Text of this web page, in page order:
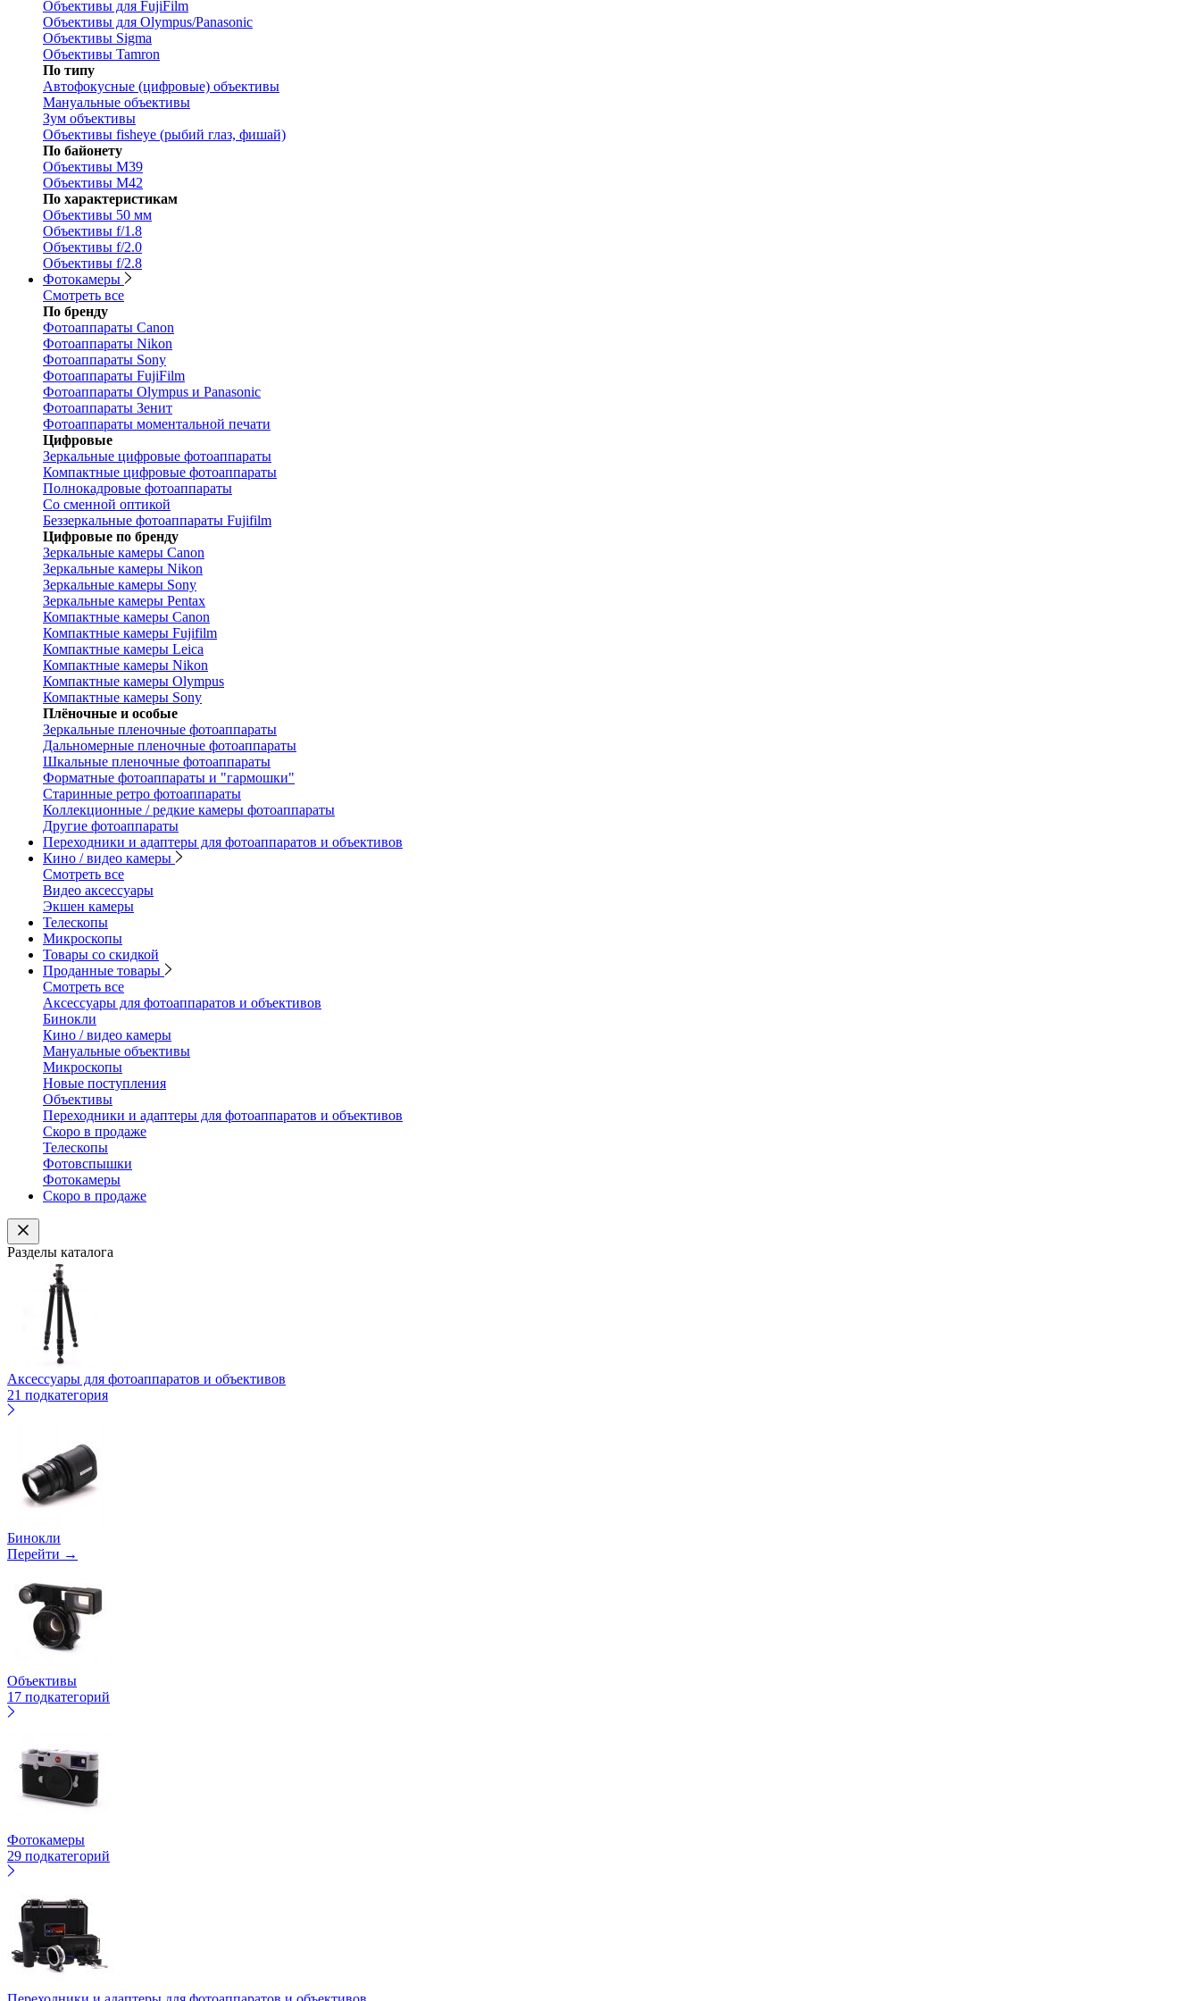
Объективы для FujiFilm
Объективы для Olympus/Panasonic
Объективы Sigma
Объективы Tamron
По типу
Автофокусные (цифровые) объективы
Мануальные объективы
Зум объективы
Объективы fisheye (рыбий глаз, фишай)
По байонету
Объективы M39
Объективы M42
По характеристикам
Объективы 50 мм
Объективы f/1.8
Объективы f/2.0
Объективы f/2.8
Фотокамеры
Смотреть все
По бренду
Фотоаппараты Canon
Фотоаппараты Nikon
Фотоаппараты Sony
Фотоаппараты FujiFilm
Фотоаппараты Olympus и Panasonic
Фотоаппараты Зенит
Фотоаппараты моментальной печати
Цифровые
Зеркальные цифровые фотоаппараты
Компактные цифровые фотоаппараты
Полнокадровые фотоаппараты
Со сменной оптикой
Беззеркальные фотоаппараты Fujifilm
Цифровые по бренду
Зеркальные камеры Canon
Зеркальные камеры Nikon
Зеркальные камеры Sony
Зеркальные камеры Pentax
Компактные камеры Canon
Компактные камеры Fujifilm
Компактные камеры Leica
Компактные камеры Nikon
Компактные камеры Olympus
Компактные камеры Sony
Плёночные и особые
Зеркальные пленочные фотоаппараты
Дальномерные пленочные фотоаппараты
Шкальные пленочные фотоаппараты
Форматные фотоаппараты и "гармошки"
Старинные ретро фотоаппараты
Коллекционные / редкие камеры фотоаппараты
Другие фотоаппараты
Переходники и адаптеры для фотоаппаратов и объективов
Кино / видео камеры
Смотреть все
Видео аксессуары
Экшен камеры
Телескопы
Микроскопы
Товары со скидкой
Проданные товары
Смотреть все
Аксессуары для фотоаппаратов и объективов
Бинокли
Кино / видео камеры
Мануальные объективы
Микроскопы
Новые поступления
Объективы
Переходники и адаптеры для фотоаппаратов и объективов
Скоро в продаже
Телескопы
Фотовспышки
Фотокамеры
Скоро в продаже
Разделы каталога
Аксессуары для фотоаппаратов и объективов
21 подкатегория
Бинокли
Перейти →
Объективы
17 подкатегорий
Фотокамеры
29 подкатегорий